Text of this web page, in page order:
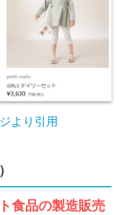
より引用
食品の製造販売